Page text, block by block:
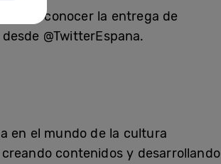
dará a conocer la entrega de
@TwitterEspana.
en el mundo de la cultura
contenidos y desarrollando